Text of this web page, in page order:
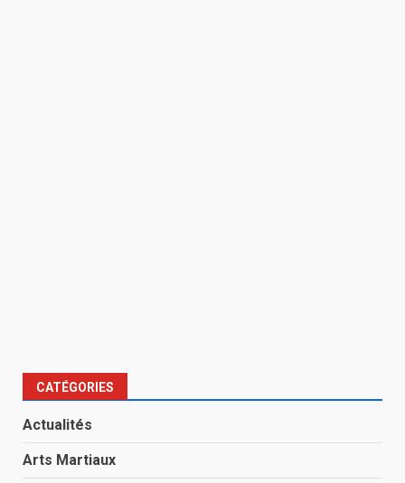
CATÉGORIES
Actualités
Arts Martiaux